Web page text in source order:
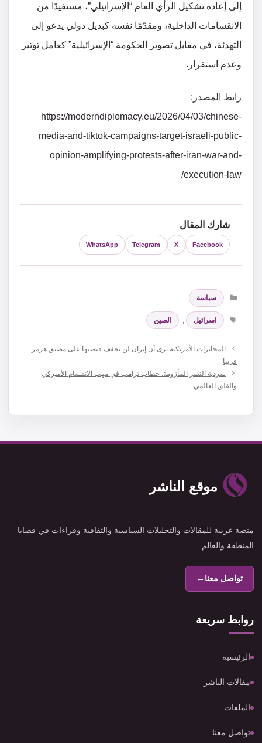
إلى إعادة تشكيل الرأي العام “الإسرائيلي”، مستفيدًا من
الانقسامات الداخلية، ومقدّمًا نفسه كبديل دولي يدعو إلى
التهدئة، في مقابل تصوير الحكومة “الإسرائيلية” كعامل توتير
وعدم استقرار.
رابط المصدر:
https://moderndiplomacy.eu/2026/04/03/chinese-
media-and-tiktok-campaigns-target-israeli-public-
opinion-amplifying-protests-after-iran-war-and-
execution-law/
شارك المقال
Facebook
X
Telegram
WhatsApp
التصنيفات
سياسة
الوسوم
اسرائيل الصين
المخابرات الأمريكية ترى أن إيران لن تخفف قبضتها على مضيق هرمز
قريبا
سردية النصر المأزومة: خطاب ترامب في مهب الانقسام الأميركي
والقلق العالمي
موقع الناشر
منصة عربية للمقالات والتحليلات السياسية والثقافية وقراءات في قضايا
المنطقة والعالم
تواصل معنا←
روابط سريعة
الرئيسية
مقالات الناشر
الملفات
تواصل معنا